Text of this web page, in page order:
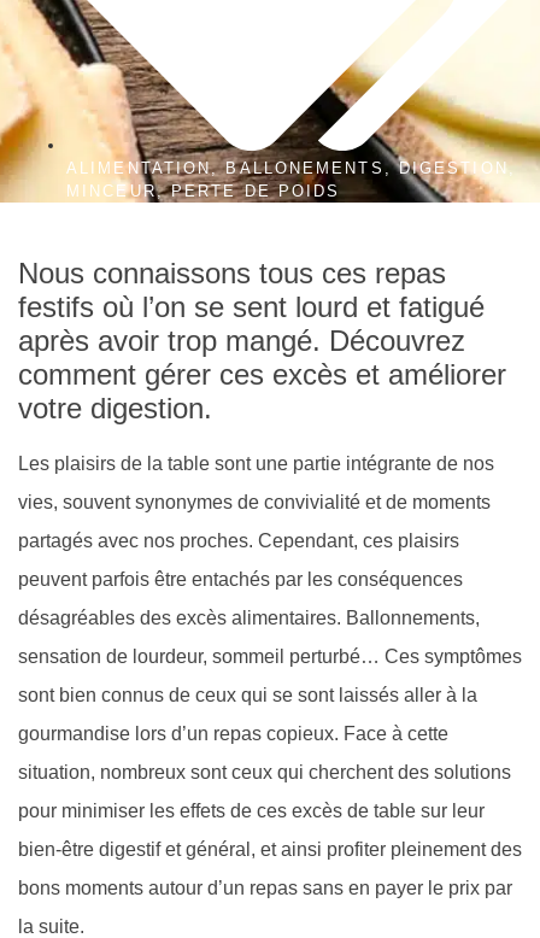
ALIMENTATION,BALLONEMENTS ,DIGESTION,
MINCEUR,PERTE DE POIDS
Nous connaissons tous ces repas
festifs où l’on se sent lourd et fatigué
après avoir trop mangé. Découvrez
comment gérer ces excès et améliorer
votre digestion.
Les plaisirs de la table sont une partie intégrante de nos
vies, souvent synonymes de convivialité et de moments
partagés avec nos proches. Cependant, ces plaisirs
peuvent parfois être entachés par les conséquences
désagréables des excès alimentaires. Ballonnements,
sensation de lourdeur, sommeil perturbé… Ces symptômes
sont bien connus de ceux qui se sont laissés aller à la
gourmandise lors d’un repas copieux. Face à cette
situation, nombreux sont ceux qui cherchent des solutions
pour minimiser les effets de ces excès de table sur leur
bien-être digestif et général, et ainsi profiter pleinement des
bons moments autour d’un repas sans en payer le prix par
la suite.